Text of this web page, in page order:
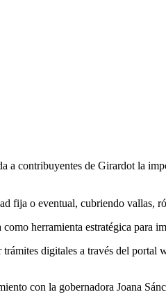
a contribuyentes de Girardot la
fija o eventual, cubriendo vallas,
herramienta estratégica
digitales a través del
con la gobernadora Joana